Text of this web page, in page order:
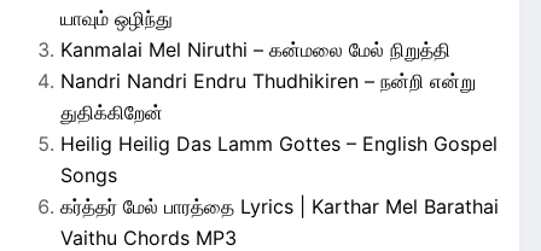
யாவும் ஒழிந்து
Kanmalai Mel Niruthi – கன்மலை மேல் நிறுத்தி
Nandri Nandri Endru Thudhikiren – நன்றி என்று
துதிக்கிறேன்
Heilig Heilig Das Lamm Gottes – English Gospel
Songs
கர்த்தர் மேல் பாரத்தை Lyrics | Karthar Mel Barathai
Vaithu Chords MP3